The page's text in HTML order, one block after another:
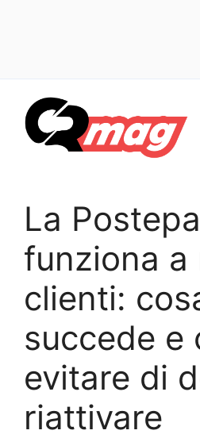
contenuto
La
funziona a
clienti:
succede e
evitare di
riattivare